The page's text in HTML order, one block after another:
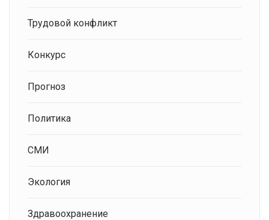
Трудовой конфликт
Конкурс
Прогноз
Политика
СМИ
Экология
Здравоохранение